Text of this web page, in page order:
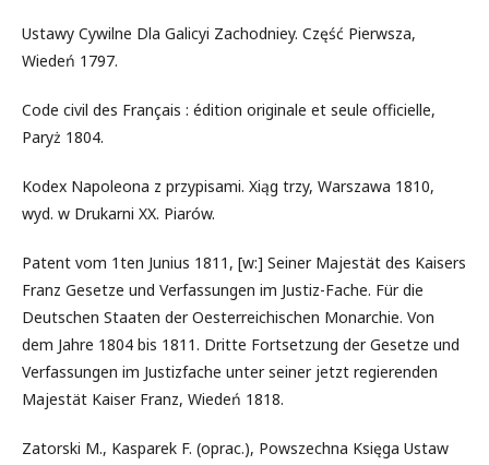
Ustawy Cywilne Dla Galicyi Zachodniey. Część Pierwsza,
Wiedeń 1797.
Code civil des Français : édition originale et seule officielle,
Paryż 1804.
Kodex Napoleona z przypisami. Xiąg trzy, Warszawa 1810,
wyd. w Drukarni XX. Piarów.
Patent vom 1ten Junius 1811, [w:] Seiner Majestät des Kaisers
Franz Gesetze und Verfassungen im Justiz-Fache. Für die
Deutschen Staaten der Oesterreichischen Monarchie. Von
dem Jahre 1804 bis 1811. Dritte Fortsetzung der Gesetze und
Verfassungen im Justizfache unter seiner jetzt regierenden
Majestät Kaiser Franz, Wiedeń 1818.
Zatorski M., Kasparek F. (oprac.), Powszechna Księga Ustaw